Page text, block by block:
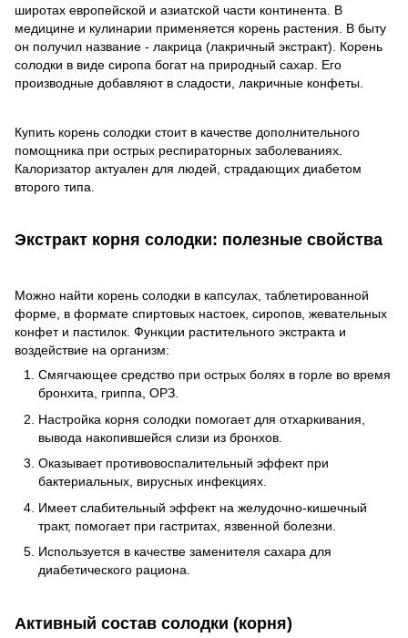
широтах европейской и азиатской части континента. В
медицине и кулинарии применяется корень растения. В быту
он получил название - лакрица (лакричный экстракт). Корень
солодки в виде сиропа богат на природный сахар. Его
производные добавляют в сладости, лакричные конфеты.
Купить корень солодки стоит в качестве дополнительного
помощника при острых респираторных заболеваниях.
Калоризатор актуален для людей, страдающих диабетом
второго типа.
Экстракт корня солодки: полезные свойства
Можно найти корень солодки в капсулах, таблетированной
форме, в формате спиртовых настоек, сиропов, жевательных
конфет и пастилок. Функции растительного экстракта и
воздействие на организм:
Смягчающее средство при острых болях в горле во время
бронхита, гриппа, ОРЗ.
Настройка корня солодки помогает для отхаркивания,
вывода накопившейся слизи из бронхов.
Оказывает противовоспалительный эффект при
бактериальных, вирусных инфекциях.
Имеет слабительный эффект на желудочно-кишечный
тракт, помогает при гастритах, язвенной болезни.
Используется в качестве заменителя сахара для
диабетического рациона.
Активный состав солодки (корня)